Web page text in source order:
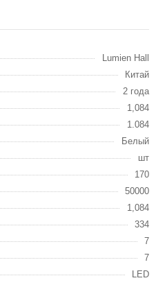
Lumien Hall
Китай
2 года
1,084
1.084
Белый
шт
170
50000
1,084
334
7
7
LED